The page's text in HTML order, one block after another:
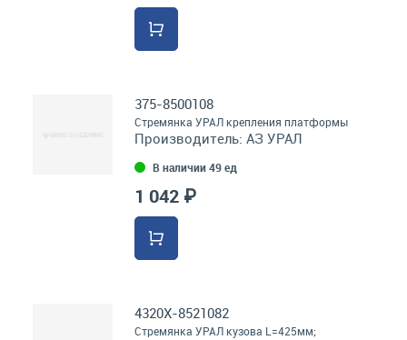
375-8500108
Стремянка УРАЛ крепления платформы
Производитель: АЗ УРАЛ
В наличии 49 ед
1 042 ₽
4320Х-8521082
Стремянка УРАЛ кузова L=425мм;